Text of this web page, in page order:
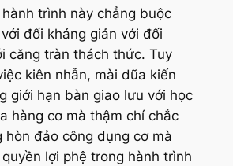
trình này chẳng buộc
đối kháng giản với đối
căng tràn thách thức. Tuy
kiên nhẫn, mài dũa kiến
giới hạn bàn giao lưu với học
hàng cơ mà thậm chí chắc
hòn đảo công dụng cơ mà
lợi phệ trong hành trình